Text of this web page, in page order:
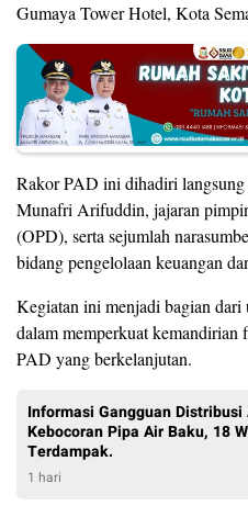
Gumaya Tower Hotel, Kota
Rakor PAD ini dihadiri
Munafri Arifuddin, jajaran
(OPD), serta sejumlah
bidang pengelolaan keuangan
Kegiatan ini menjadi bagian dari
dalam memperkuat kemandirian
PAD yang berkelanjutan.
Informasi Gangguan
Kebocoran Pipa Air Baku, 18
Terdampak.
1 hari